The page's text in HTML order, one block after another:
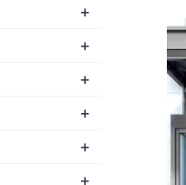
+
+
+
+
+
+